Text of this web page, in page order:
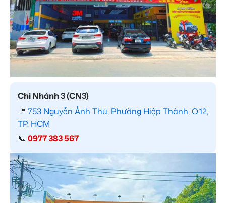
Chi Nhánh 3 (CN3)
📍 753 Nguyễn Ảnh Thủ, Phường Hiệp Thành, Q.12,
TP. HCM
📞 0977 383 567